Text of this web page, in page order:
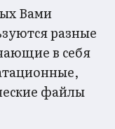
Вами
разные
в себя
файлы